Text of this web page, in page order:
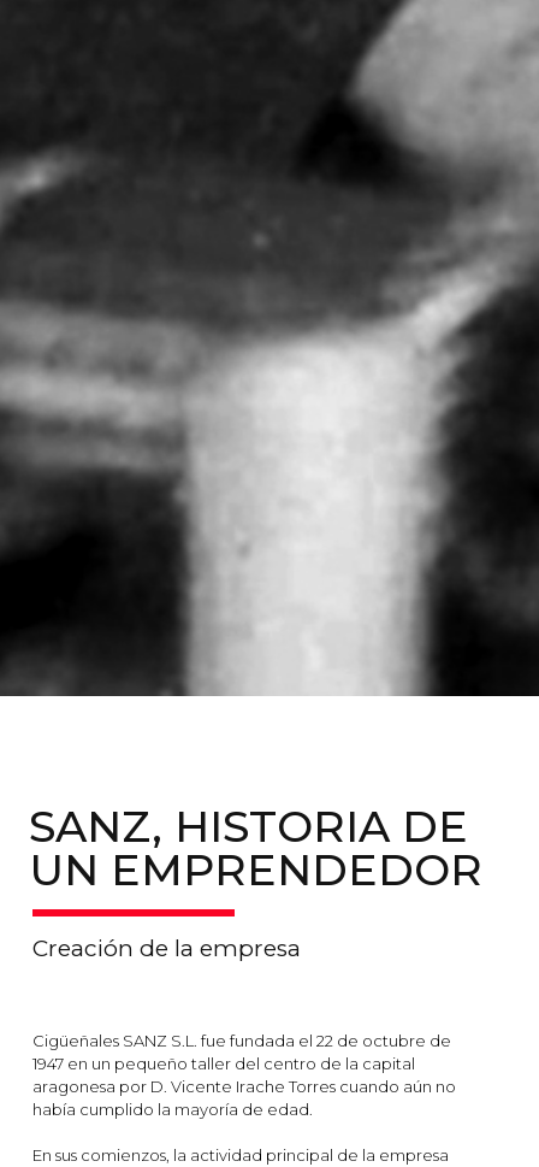
SANZ, HISTORIA DE
UN EMPRENDEDOR
Creación de la empresa
Cigüeñales SANZ S.L. fue fundada el 22 de octubre de
1947 en un pequeño taller del centro de la capital
aragonesa por D. Vicente Irache Torres cuando aún no
había cumplido la mayoría de edad.
En sus comienzos, la actividad principal de la empresa